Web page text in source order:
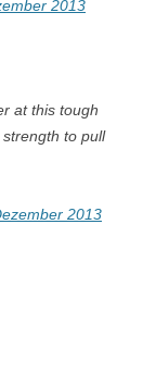
2013
at this tough
to pull
2013